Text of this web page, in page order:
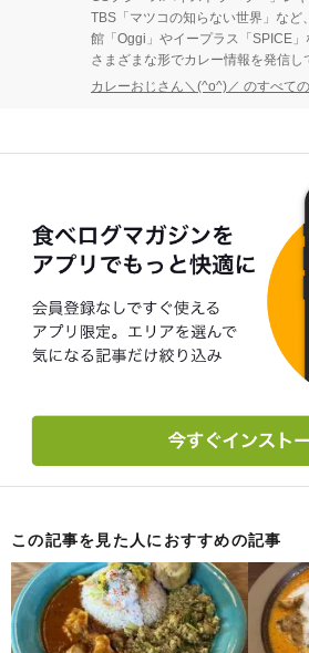
TBS「マツコの知らない世界」など
館「Oggi」やイープラス「SPICE」
さまざまな形でカレー情報を発信し
カレーおじさん＼(^o^)／ のすべて
この記事を見た人におすすめの記事